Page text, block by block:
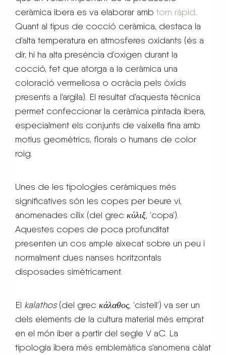
ceràmica ibera es va elaborar amb torn ràpid
Quant al tipus de cocció ceràmica, destaca la
d’alta temperatura en atmosferes oxidants (és a
dir, hi ha alta presència d’oxigen durant la
cocció, fet que atorga a la ceràmica una
coloració vermellosa o ocràcia pels òxids
presents a l’argila). El resultat d’aquesta tècnica
permet confeccionar la ceràmica pintada ibera,
especialment els conjunts de vaixella fina amb
motius geomètrics, florals o humans de color
roig.
Unes de les tipologies ceràmiques més
significatives són les copes per beure vi,
anomenades cílix (del grec κύλιξ, ‘copa’).
Aquestes copes de poca profunditat
presenten un cos ample aixecat sobre un peu i
normalment dues nanses horitzontals
disposades simètricament.
El kalathos(del grec κάλαθος, ‘cistell’) va ser un
dels elements de la cultura material més emprat
en el món iber a partir del segle V aC. La
tipologia ibera més emblemàtica s’anomena càlat